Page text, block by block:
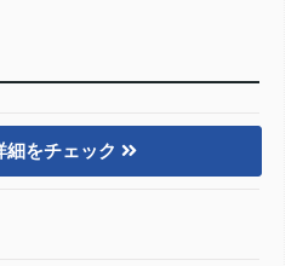
細をチェック